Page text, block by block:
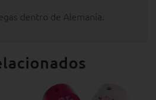
dentro de Alemania.